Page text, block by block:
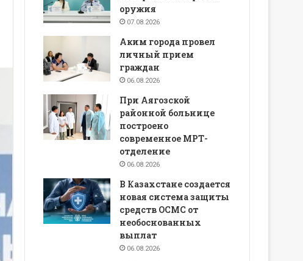
оружия
07.08.2026
Аким города провел
личный прием
граждан
06.08.2026
При Аягозской
районной больнице
построено
современное МРТ-
отделение
06.08.2026
В Казахстане создается
новая система защиты
средств ОСМС от
необоснованных
выплат
06.08.2026